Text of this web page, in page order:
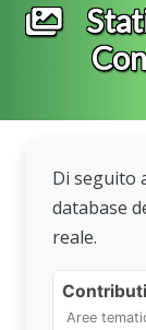
Di seguito
database
reale.
Contributi
Pie chart
Aree